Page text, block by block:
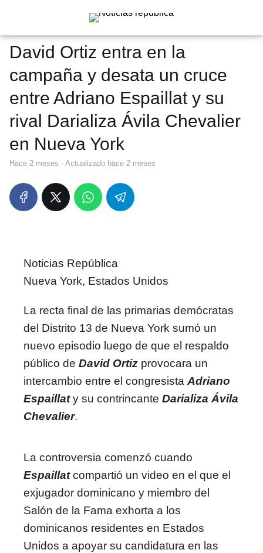
David Ortiz entra en la
campaña y desata un cruce
entre Adriano Espaillat y su
rival Darializa Ávila Chevalier
en Nueva York
hace 2 meses · Actualizado hace 2 meses
Noticias República
Nueva York, Estados Unidos
La recta final de las primarias demócratas
del Distrito 13 de Nueva York sumó un
nuevo episodio luego de que el respaldo
público de David Ortiz provocara un
intercambio entre el congresista Adriano
Espaillaty su contrincante Darializa Ávila
Chevalier.
La controversia comenzó cuando
Espaillatcompartió un video en el que el
exjugador dominicano y miembro del
Salón de la Fama exhorta a los
dominicanos residentes en Estados
Unidos a apoyar su candidatura en las